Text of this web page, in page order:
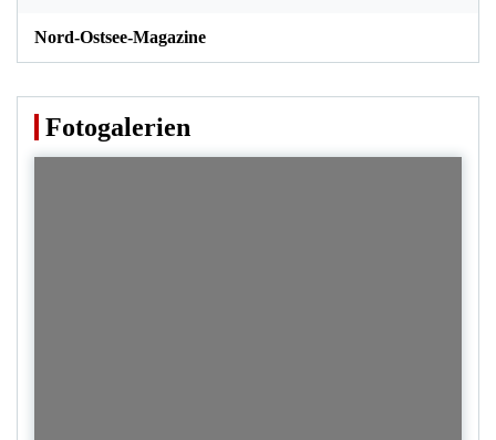
Nord-Ostsee-Magazine
Fotogalerien